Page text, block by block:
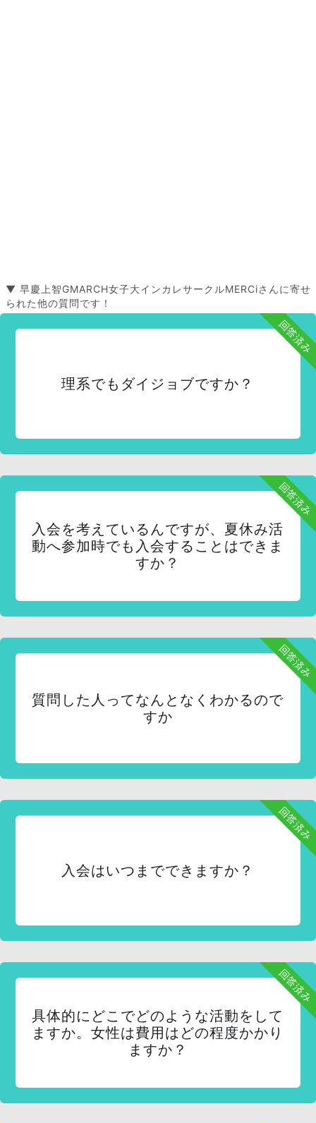
▼ 早慶上智GMARCH女子大インカレサークルMERCiさんに寄せ
られた他の質問です！
回答済み
理系でもダイジョブですか？
回答済み
入会を考えているんですが、夏休み活
動へ参加時でも入会することはできま
すか？
回答済み
質問した人ってなんとなくわかるので
すか
回答済み
入会はいつまでできますか？
回答済み
具体的にどこでどのような活動をして
ますか。女性は費用はどの程度かかり
ますか？